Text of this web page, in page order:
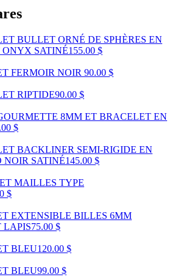
BULLET ORNÉ DE SPHÈRES EN
SATINÉ155.00 $
FERMOIR NOIR 90.00 $
RIPTIDE90.00 $
8MM ET BRACELET EN
$
BACKLINER SEMI-RIGIDE EN
NOIR SATINÉ145.00 $
MAILLES TYPE
$
EXTENSIBLE BILLES 6MM
LAPIS75.00 $
BLEU120.00 $
BLEU99.00 $